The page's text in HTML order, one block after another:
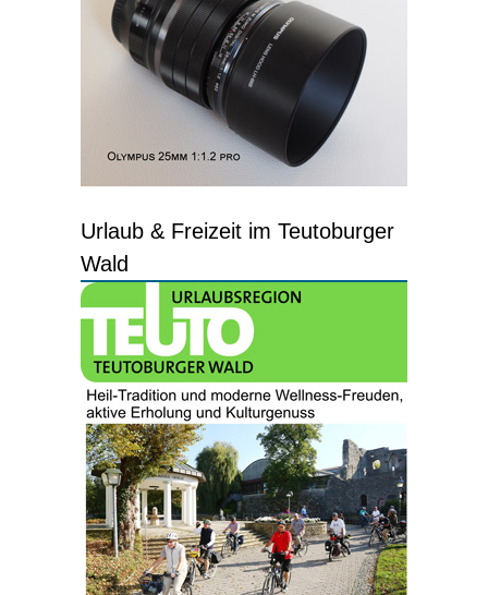
Urlaub & Freizeit im Teutoburger
Wald